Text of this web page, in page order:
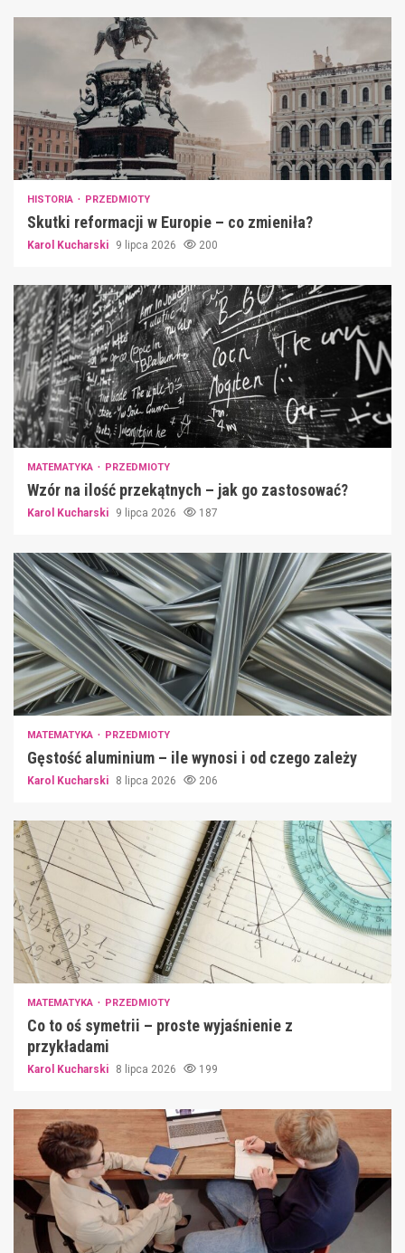
HISTORIA PRZEDMIOTY
Skutki reformacji w Europie – co zmieniła?
Karol Kucharski 9 lipca 2026 200
MATEMATYKA PRZEDMIOTY
Wzór na ilość przekątnych – jak go zastosować?
Karol Kucharski 9 lipca 2026 187
MATEMATYKA PRZEDMIOTY
Gęstość aluminium – ile wynosi i od czego zależy
Karol Kucharski 8 lipca 2026 206
MATEMATYKA PRZEDMIOTY
Co to oś symetrii – proste wyjaśnienie z
przykładami
Karol Kucharski 8 lipca 2026 199